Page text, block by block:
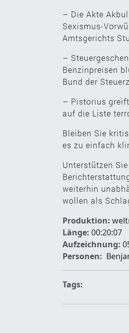
– Die Akte
Sexismus-
Amtsgerichts
–
Benzinpreisen
Bund der
– Pistorius
auf die Liste
Bleiben Sie
es zu einfach
Unterstützen
weiterhin
wollen als
Produktion:
Länge: 00:20:07
Aufzeichnung:
Personen:
Tags: